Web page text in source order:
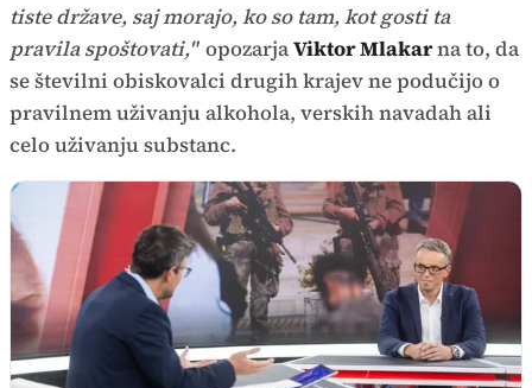
tiste države, saj morajo, ko so tam, kot gosti ta
pravila spoštovati," opozarjaViktor Mlakarna to, da
se številni obiskovalci drugih krajev ne podučijo o
pravilnem uživanju alkohola, verskih navadah ali
celo uživanju substanc.